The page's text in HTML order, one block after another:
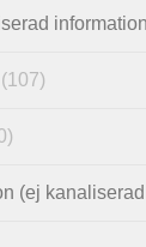
(107)
(ej